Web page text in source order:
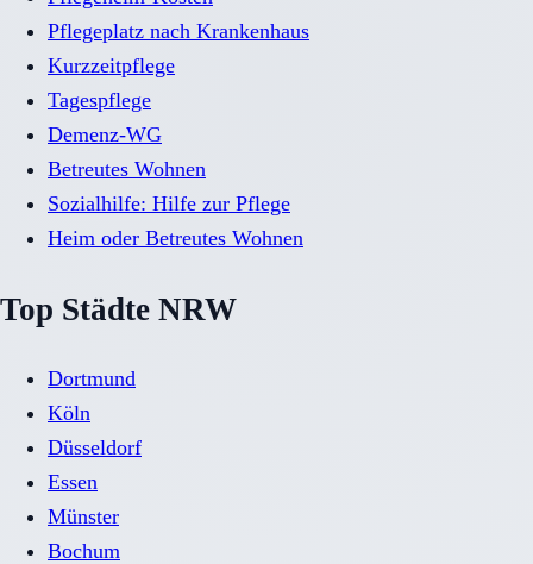
Pflegeplatz nach Krankenhaus
Kurzzeitpflege
Tagespflege
Demenz-WG
Betreutes Wohnen
Sozialhilfe: Hilfe zur Pflege
Heim oder Betreutes Wohnen
Top Städte NRW
Dortmund
Köln
Düsseldorf
Essen
Münster
Bochum